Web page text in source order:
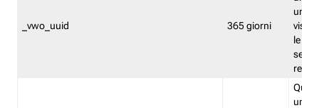
_vwo_uuid 365 giorni
le
un